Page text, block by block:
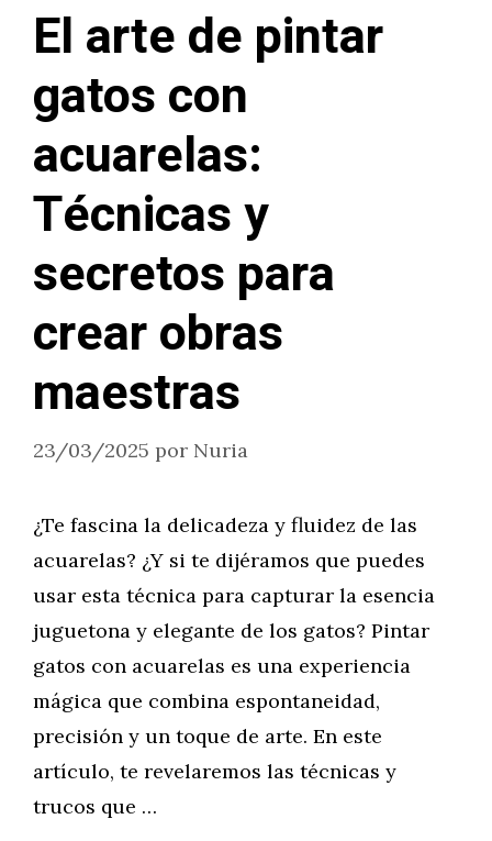
El arte de pintar
gatos con
acuarelas:
Técnicas y
secretos para
crear obras
maestras
23/03/2025 por Nuria
¿Te fascina la delicadeza y fluidez de las
acuarelas? ¿Y si te dijéramos que puedes
usar esta técnica para capturar la esencia
juguetona y elegante de los gatos? Pintar
gatos con acuarelas es una experiencia
mágica que combina espontaneidad,
precisión y un toque de arte. En este
artículo, te revelaremos las técnicas y
trucos que …